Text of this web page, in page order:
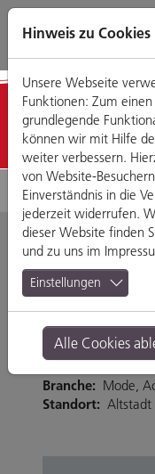
Direkt
zum
Zum
Hauptmenü
Zum
Footermenü
Zur
Website-
Second
Ostengasse 30,
Branche: Mode,
Standort: Altstadt
Hinweis zu Cookies
Unsere Webseite
Funktionen: Zum
grundlegende
können wir mit Hilfe
weiter verbessern.
von Website-
Einverständnis in die
jederzeit widerrufen.
dieser Website finden
und zu uns im
Einstellungen
Alle Cookies